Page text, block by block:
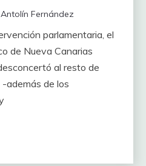
Antolín Fernández
parlamentaria, el
de Nueva Canarias
al resto de
además de los